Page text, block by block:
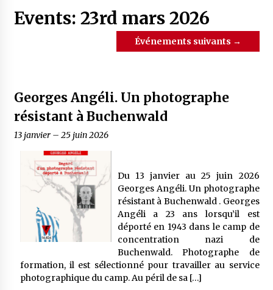
Events: 23rd mars 2026
Événements suivants →
Georges Angéli. Un photographe
résistant à Buchenwald
13 janvier– 25 juin 2026
Du 13 janvier au 25 juin 2026
Georges Angéli. Un photographe
résistant à Buchenwald . Georges
Angéli a 23 ans lorsqu’il est
déporté en 1943 dans le camp de
concentration nazi de
Buchenwald. Photographe de
formation, il est sélectionné pour travailler au service
photographique du camp. Au péril de sa […]